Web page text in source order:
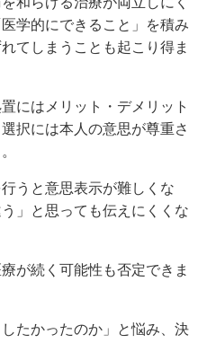
学的にできること」を積み
てしまうことも起こり得ま
にはメリット・デメリット
択には本人の意思が尊重さ
うと意思表示が難しくな
」と思っても伝えにくくな
が続く可能性も否定できま
たかったのか」と悩み、決